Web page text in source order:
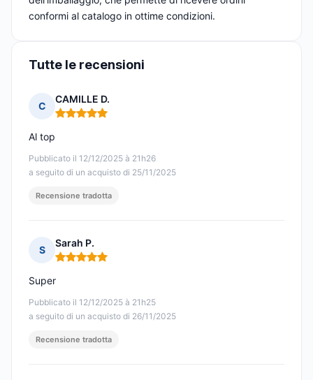
conformi al catalogo in ottime condizioni.
Tutte le recensioni
C
CAMILLE D.
Nota: 5 su 5
Pubblicato il 12/12/2025 à 21h26
a seguito di un acquisto di 25/11/2025
Al top
Recensione tradotta
S
Sarah P.
Nota: 5 su 5
Pubblicato il 12/12/2025 à 21h25
a seguito di un acquisto di 26/11/2025
Super
Recensione tradotta